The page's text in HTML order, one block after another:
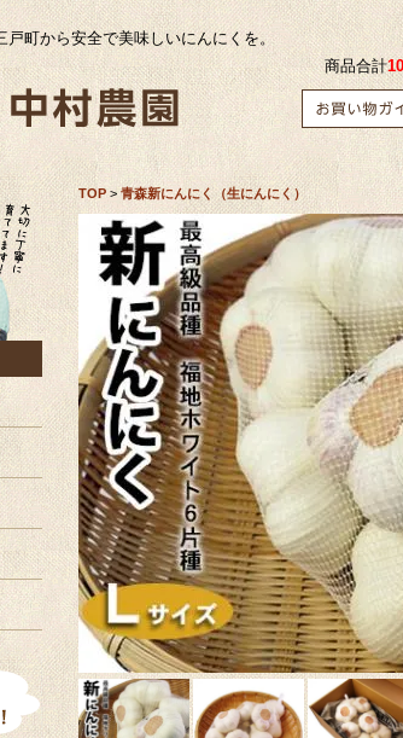
戸町から安全で美味しいにんにくを。
商品合計
TOP > 青森新にんにく（生にんにく）